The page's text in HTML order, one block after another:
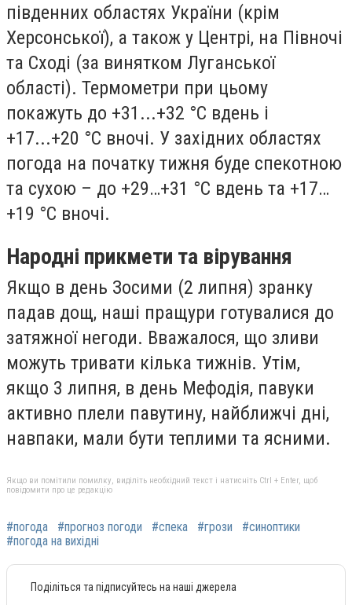
південних областях України (крім
Херсонської), а також у Центрі, на Півночі
та Сході (за винятком Луганської
області). Термометри при цьому
покажуть до +31...+32 °С вдень і
+17...+20 °С вночі. У західних областях
погода на початку тижня буде спекотною
та сухою – до +29…+31 °С вдень та +17…
+19 °С вночі.
Народні прикмети та вірування
Якщо в день Зосими (2 липня) зранку
падав дощ, наші пращури готувалися до
затяжної негоди. Вважалося, що зливи
можуть тривати кілька тижнів. Утім,
якщо 3 липня, в день Мефодія, павуки
активно плели павутину, найближчі дні,
навпаки, мали бути теплими та ясними.
Якщо ви помітили помилку, виділіть необхідний текст і натисніть Ctrl + Enter, щоб
повідомити про це редакцію
#погода #прогноз погоди #спека #грози
#синоптики
#погода на вихідні
Поділіться та підписуйтесь на наші джерела